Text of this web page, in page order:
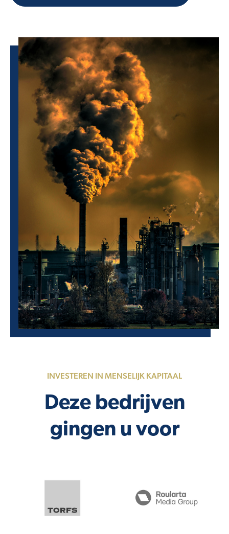
INVESTEREN IN MENSELIJK KAPITAAL
Deze bedrijven
gingen u voor